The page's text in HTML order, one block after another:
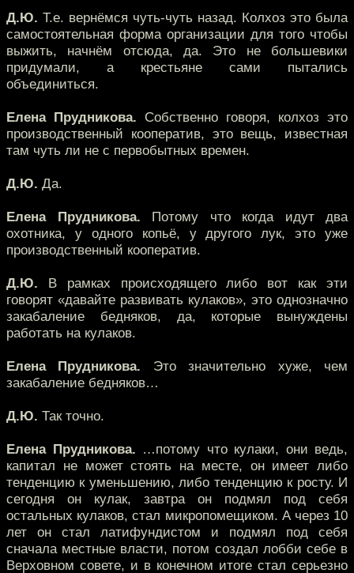
Д.Ю. Т.е. вернёмся чуть-чуть назад. Колхоз это была
самостоятельная форма организации для того чтобы
выжить, начнём отсюда, да. Это не большевики
придумали, а крестьяне сами пытались
объединиться.
Елена Прудникова. Собственно говоря, колхоз это
производственный кооператив, это вещь, известная
там чуть ли не с первобытных времен.
Д.Ю. Да.
Елена Прудникова. Потому что когда идут два
охотника, у одного копьё, у другого лук, это уже
производственный кооператив.
Д.Ю. В рамках происходящего либо вот как эти
говорят «давайте развивать кулаков», это однозначно
закабаление бедняков, да, которые вынуждены
работать на кулаков.
Елена Прудникова. Это значительно хуже, чем
закабаление бедняков…
Д.Ю. Так точно.
Елена Прудникова. …потому что кулаки, они ведь,
капитал не может стоять на месте, он имеет либо
тенденцию к уменьшению, либо тенденцию к росту. И
сегодня он кулак, завтра он подмял под себя
остальных кулаков, стал микропомещиком. А через 10
лет он стал латифундистом и подмял под себя
сначала местные власти, потом создал лобби себе в
Верховном совете, и в конечном итоге стал серьезно